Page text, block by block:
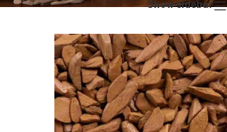
Show sidebar